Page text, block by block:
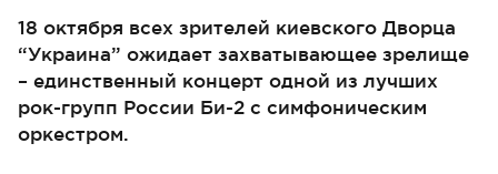
18 октября всех зрителей киевского Дворца
“Украина” ожидает захватывающее зрелище
– единственный концерт одной из лучших
рок-групп России Би-2 с симфоническим
оркестром.